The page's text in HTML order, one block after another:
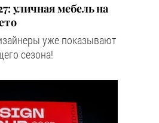
уличная мебель на
уже показывают
сезона!